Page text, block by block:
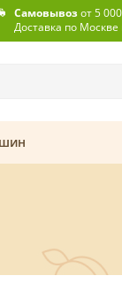
Самовывозот 5
Доставка по Москве